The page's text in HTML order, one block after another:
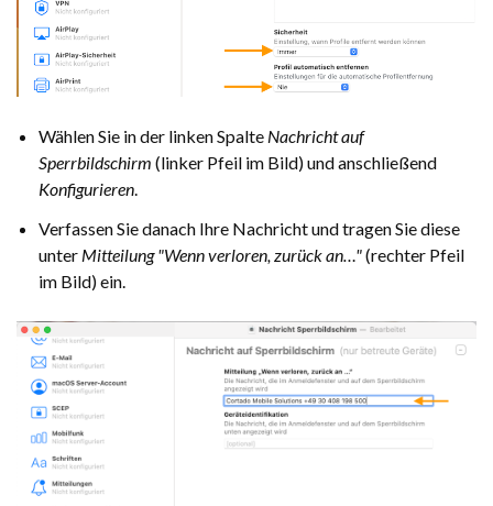
Wählen Sie in der linken Spalte Nachricht auf
Sperrbildschirm (linker Pfeil im Bild) und anschließend
Konfigurieren.
Verfassen Sie danach Ihre Nachricht und tragen Sie diese
unter Mitteilung "Wenn verloren, zurück an…"(rechter Pfeil
im Bild) ein.